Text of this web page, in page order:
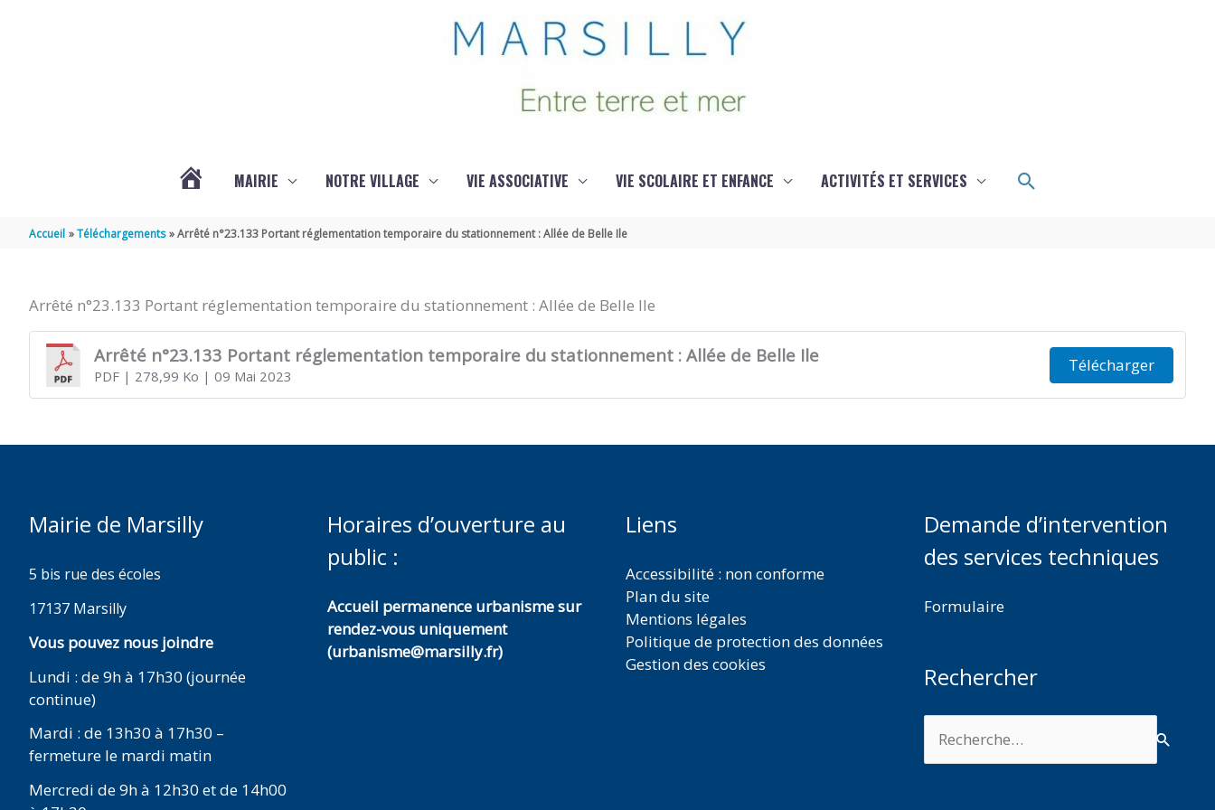
MAIRIE NOTRE VILLAGE VIE ASSOCIATIVE VIE SCOLAIRE ET ENFANCE ACTIVITÉS ET SERVICES Rechercher
Accueil Téléchargements Arrêté n°23.133 Portant réglementation temporaire du stationnement : Allée de Belle Ile
Arrêté n°23.133 Portant réglementation temporaire du stationnement : Allée de Belle Ile
Arrêté n°23.133 Portant réglementation temporaire du stationnement : Allée de Belle Ile
PDF| 278,99 Ko | 09 Mai 2023
Télécharger
Mairie de Marsilly
5 bis rue des écoles
17137 Marsilly
Vous pouvez nous joindre
Lundi : de 9h à 17h30 (journée
continue)
Mardi : de 13h30 à 17h30 –
fermeture le mardi matin
Mercredi de 9h à 12h30 et de 14h00
Horaires d’ouverture au
public :
Accueil permanence urbanisme sur
rendez-vous uniquement
(urbanisme@marsilly.fr)
Liens
Accessibilité : non conforme
Plan du site
Mentions légales
Politique de protection des données
Gestion des cookies
Demande d’intervention
des services techniques
Formulaire
Rechercher